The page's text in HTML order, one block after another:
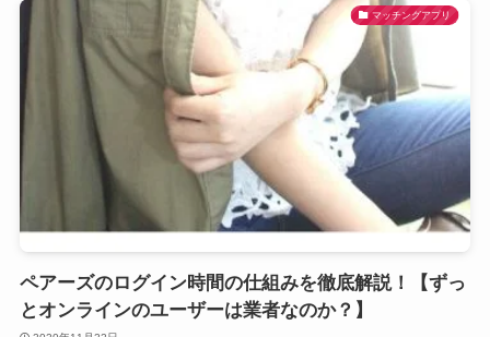
マッチングアプリ
ペアーズのログイン時間の仕組みを徹底解説！【ずっ
とオンラインのユーザーは業者なのか？】